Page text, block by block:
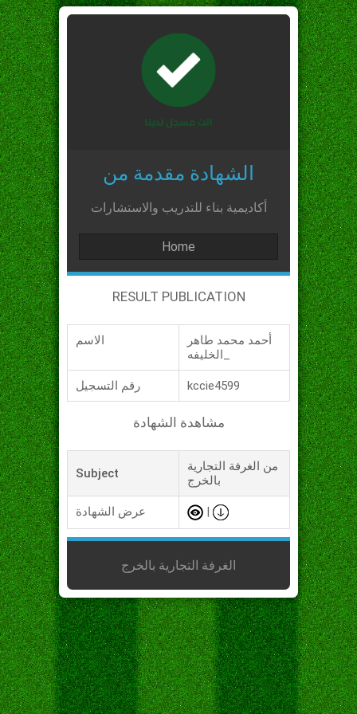
الشهادة مقدمة من
أكاديمية بناء للتدريب والاستشارات
Home
RESULT PUBLICATION
الاسم
أحمد محمد طاهر
رقم التسجيل kccie4599
مشاهدة الشهادة
Subject
من الغرفة التجارية
بالخرج
عرض الشهادة
الغرفة التجارية بالخرج